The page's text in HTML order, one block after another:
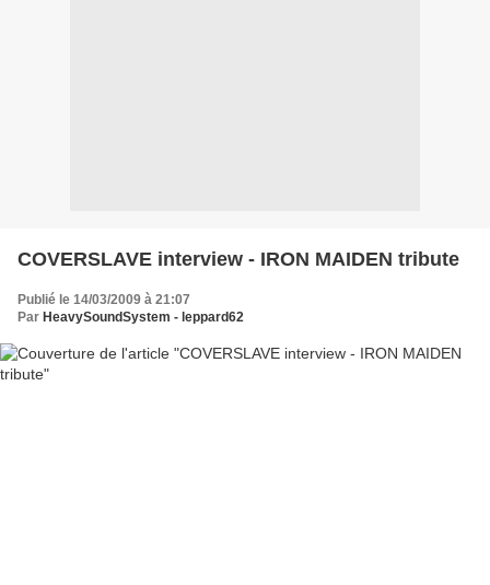
COVERSLAVE interview - IRON MAIDEN tribute
Publié le 14/03/2009 à 21:07
Par HeavySoundSystem - leppard62